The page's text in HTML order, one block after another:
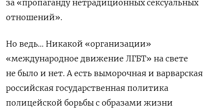
за «пропаганду нетрадиционных сексуальных
отношений».
Но ведь… Никакой «организации»
«международное движение ЛГБТ» на свете
не было и нет. А есть выморочная и варварская
российская государственная политика
полицейской борьбы с образами жизни